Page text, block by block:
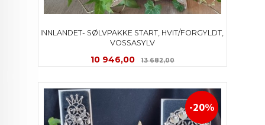
INNLANDET- SØLVPAKKE START, HVIT/FORGYLDT,
VOSSASYLV
Tilbud
10 946,00 13 682,00Rabatt
-20%